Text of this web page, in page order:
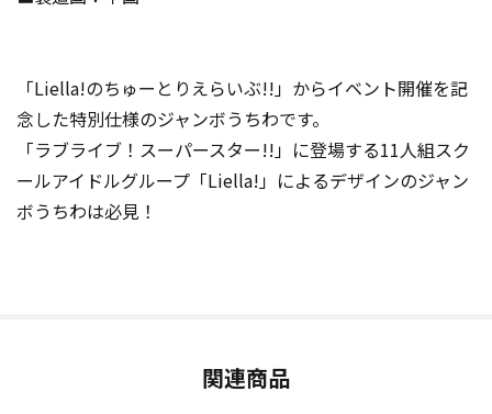
「Liella!のちゅーとりえらいぶ!!」からイベント開催を記
念した特別仕様のジャンボうちわです。
「ラブライブ！スーパースター!!」に登場する11人組スク
ールアイドルグループ「Liella!」によるデザインのジャン
ボうちわは必見！
関連商品